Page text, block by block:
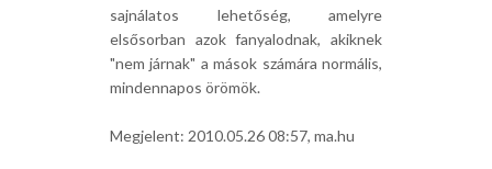
sajnálatos lehetőség, amelyre
elsősorban azok fanyalodnak, akiknek
"nem járnak" a mások számára normális,
mindennapos örömök.
Megjelent: 2010.05.26 08:57, ma.hu